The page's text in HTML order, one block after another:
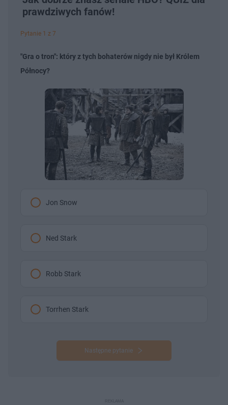
prawdziwych fanów!
Pytanie 1 z 7
"Gra o tron": który z tych bohaterów nigdy nie był Królem
Północy?
Jon Snow
Ned Stark
Robb Stark
Torrhen Stark
Następne pytanie